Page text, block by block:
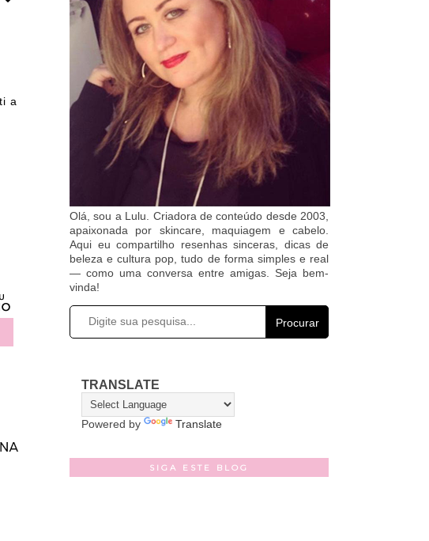
a
Olá, sou a Lulu. Criadora de conteúdo desde 2003,
apaixonada por skincare, maquiagem e cabelo.
Aqui eu compartilho resenhas sinceras, dicas de
beleza e cultura pop, tudo de forma simples e real
— como uma conversa entre amigas. Seja bem-
vinda!
Procurar
TRANSLATE
Powered by Translate
SIGA ESTE BLOG